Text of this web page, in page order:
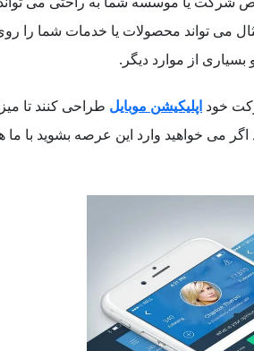
می تواند محصولات یا خدمات شما را
از موارد دیگر.
خود اپلیکیشن موبایل طراحی کنند تا
می خواهید وارد این عرصه بشوید با ما